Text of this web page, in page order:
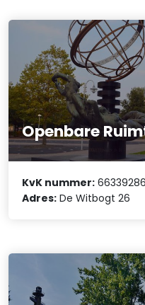
Openbare
KvK nummer: 66339286
Adres: De Witbogt 26